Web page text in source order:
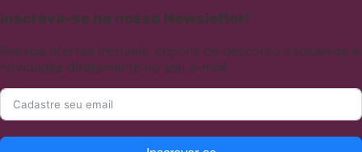
Inscreva-se na nossa Newsletter!
Receba ofertas incríveis, cupons de desconto exclusivos e
novidades diretamente no seu e-mail.